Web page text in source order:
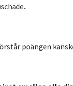
poängen